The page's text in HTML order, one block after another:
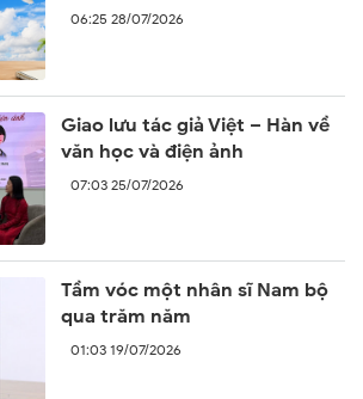
06:25 28/07/2026
Giao lưu tác giả Việt – Hàn về
văn học và điện ảnh
07:03 25/07/2026
Tầm vóc một nhân sĩ Nam bộ
qua trăm năm
01:03 19/07/2026